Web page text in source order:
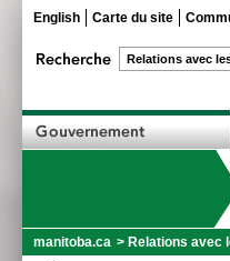
English Carte du site
manitoba.ca > Relations avec